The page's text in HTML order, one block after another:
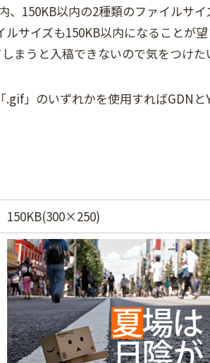
、150KB以内の2種類のファイルサ
サイズも150KB以内になることが望
まうと入稿できないので気をつけた
」のいずれかを使用すればGDNと
150KB(300×250)